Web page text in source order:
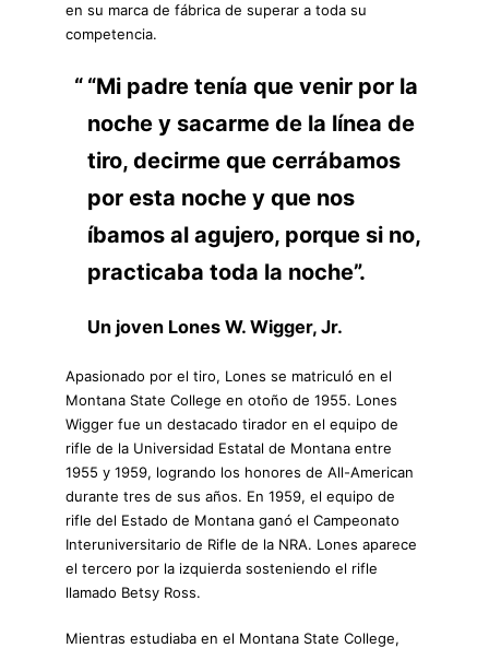
en su marca de fábrica de superar a toda su
competencia.
“Mi padre tenía que venir por la
noche y sacarme de la línea de
tiro, decirme que cerrábamos
por esta noche y que nos
íbamos al agujero, porque si no,
practicaba toda la noche”.
Un joven Lones W. Wigger, Jr.
Apasionado por el tiro, Lones se matriculó en el
Montana State College en otoño de 1955. Lones
Wigger fue un destacado tirador en el equipo de
rifle de la Universidad Estatal de Montana entre
1955 y 1959, logrando los honores de All-American
durante tres de sus años. En 1959, el equipo de
rifle del Estado de Montana ganó el Campeonato
Interuniversitario de Rifle de la NRA. Lones aparece
el tercero por la izquierda sosteniendo el rifle
llamado Betsy Ross.
Mientras estudiaba en el Montana State College,